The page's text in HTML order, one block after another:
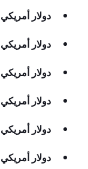
دولار أمريكي مقابل
دولار أمريكي مقابل
دولار أمريكي
دولار أمريكي مقابل 7.84
دولار أمريكي مقابل 15,166.00
دولار أمريكي مقابل 4.43